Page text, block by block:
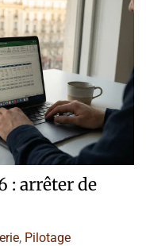
: arrêter de
, Pilotage